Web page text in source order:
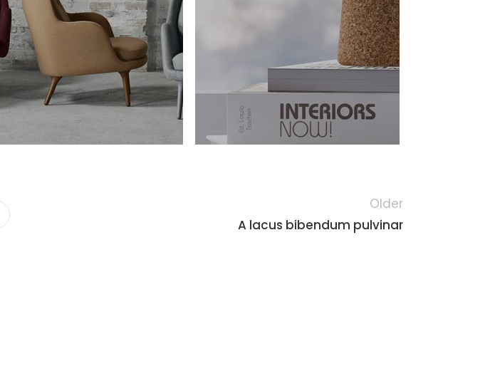
Older
A lacus bibendum pulvinar